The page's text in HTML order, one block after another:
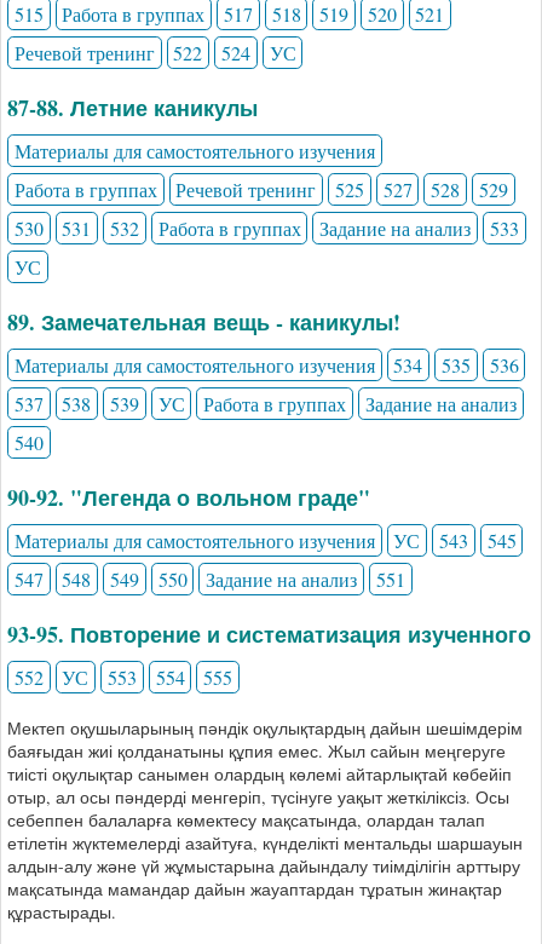
515
Работа в группах 517 518 519 520
521
Речевой тренинг
522 524 УС
87-88. Летние каникулы
Материалы для самостоятельного изучения
Работа в группах
Речевой тренинг 525 527 528
529
530
531 532 Работа в группах Задание на анализ
533
УС
89. Замечательная вещь - каникулы!
Материалы для самостоятельного изучения 534 535
536
537
538 539 УС Работа в группах
Задание на анализ
540
90-92. "Легенда о вольном граде"
Материалы для самостоятельного изучения УС 543
545
547
548 549 550 Задание на анализ 551
93-95. Повторение и систематизация изученного
552 УС 553 554 555
Мектеп оқушыларының пәндік оқулықтардың дайын шешімдерім
баяғыдан жиі қолданатыны құпия емес. Жыл сайын меңгеруге
тиісті оқулықтар санымен олардың көлемі айтарлықтай көбейіп
отыр, ал осы пәндерді менгеріп, түсінуге уақыт жеткіліксіз. Осы
себеппен балаларға көмектесу мақсатында, олардан талап
етілетін жүктемелерді азайтуға, күнделікті ментальды шаршауын
алдын-алу және үй жұмыстарына дайындалу тиімділігін арттыру
мақсатында мамандар дайын жауаптардан тұратын жинақтар
құрастырады.